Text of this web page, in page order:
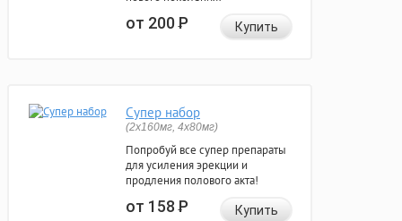
от 200Р Купить
Супер набор
(2х160мг, 4х80мг)
Попробуй все супер препараты
для усиления эрекции и
продления полового акта!
от 158Р Купить